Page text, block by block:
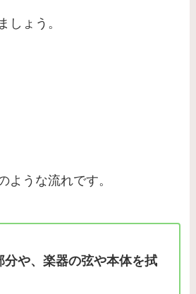
しょう。
ような流れです。
分や、楽器の弦や本体を拭